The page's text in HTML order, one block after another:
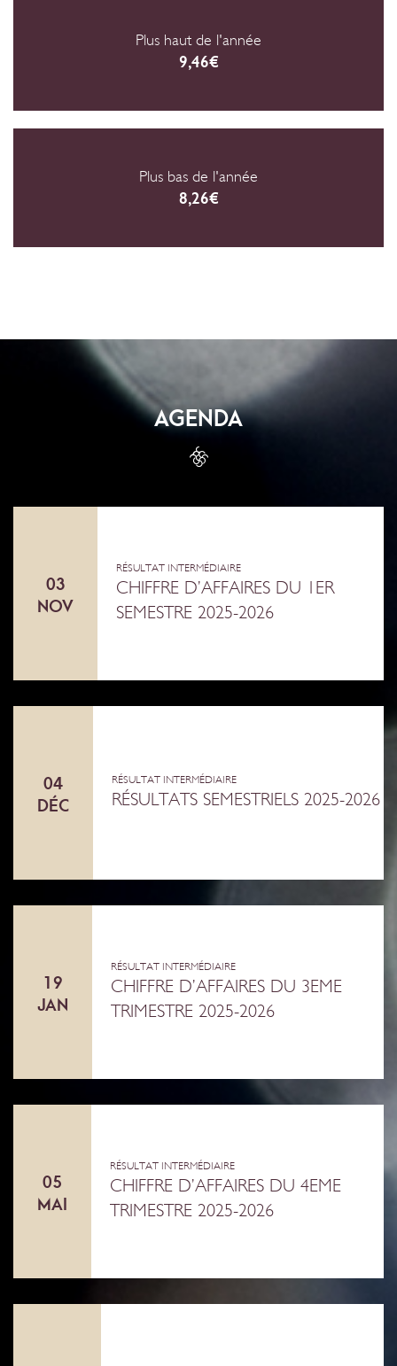
Plus haut de l'année
9,46€
Plus bas de l'année
8,26€
AGENDA
03
NOV
RÉSULTAT INTERMÉDIAIRE
CHIFFRE D’AFFAIRES DU 1ER
SEMESTRE 2025-2026
04
DÉC
RÉSULTAT INTERMÉDIAIRE
RÉSULTATS SEMESTRIELS 2025-2026
19
JAN
RÉSULTAT INTERMÉDIAIRE
CHIFFRE D’AFFAIRES DU 3EME
TRIMESTRE 2025-2026
05
MAI
RÉSULTAT INTERMÉDIAIRE
CHIFFRE D’AFFAIRES DU 4EME
TRIMESTRE 2025-2026